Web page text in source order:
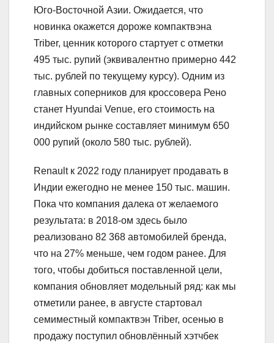
Юго-Восточной Азии. Ожидается, что
новинка окажется дороже компактвэна
Triber, ценник которого стартует с отметки
495 тыс. рупий (эквивалентно примерно 442
тыс. рублей по текущему курсу). Одним из
главных соперников для кроссовера Рено
станет Hyundai Venue, его стоимость на
индийском рынке составляет минимум 650
000 рупий (около 580 тыс. рублей).
Renault к 2022 году планирует продавать в
Индии ежегодно не менее 150 тыс. машин.
Пока что компания далека от желаемого
результата: в 2018-ом здесь было
реализовано 82 368 автомобилей бренда,
что на 27% меньше, чем годом ранее. Для
того, чтобы добиться поставленной цели,
компания обновляет модельный ряд: как мы
отметили ранее, в августе стартовал
семиместный компактвэн Triber, осенью в
продажу поступил обновлённый хэтчбек